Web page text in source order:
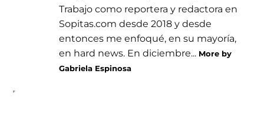
Trabajo como reportera y redactora en
Sopitas.com desde 2018 y desde
entonces me enfoqué, en su mayoría,
en hard news. En diciembre... More by
Gabriela Espinosa